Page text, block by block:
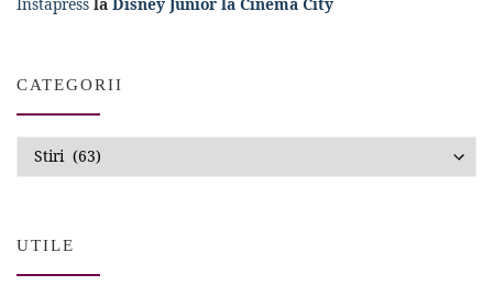
CATEGORII
UTILE